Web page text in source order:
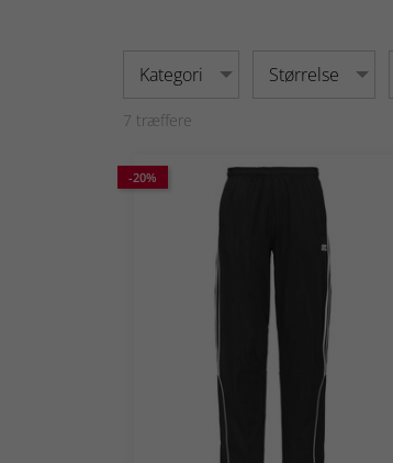
Kategori Størrelse
7 træffere
-20%